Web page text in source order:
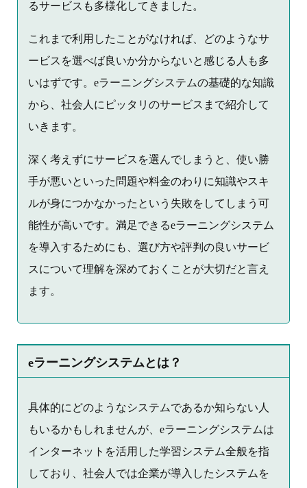
るサービスも多様化してきました。
これまで利用したことがなければ、どのようなサ
ービスを選べば良いか分からないと感じる人も多
いはずです。eラーニングシステムの基礎的な知識
から、社会人にピッタリのサービスまで紹介して
いきます。
深く考えずにサービスを選んでしまうと、使い勝
手が悪いといった問題や料金のわりに知識やスキ
ルが身につかなかったという失敗をしてしまう可
能性が高いです。満足できるeラーニングシステム
を導入するためにも、選び方や評判の良いサービ
スについて理解を深めておくことが大切だと言え
ます。
eラーニングシステムとは？
具体的にどのようなシステムであるか知らない人
もいるかもしれませんが、eラーニングシステムは
インターネットを活用した学習システム全般を指
しており、社会人では企業が導入したシステムを